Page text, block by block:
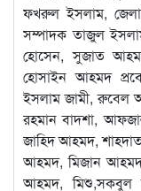
ফখরুল ইসলাম, জেলা
সম্পাদক তাজুল
হোসেন, সুজাত
হোসাইন আহমদ
ইসলাম জামী, রুবেল
রহমান বাদশা,
জাহিদ আহমদ,
আহমদ, মিজান
আহমদ, মিশু,সকবুল